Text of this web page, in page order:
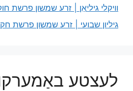
וויקלי גיליאַן | זרע שמשון פרשת
גיליון שבועי | זרע שמשון פרשת
לעצטע